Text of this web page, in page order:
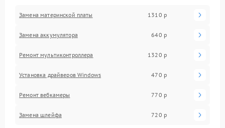
Замена материнской платы 1310 р
Замена аккумулятора 640 р
Ремонт мультиконтроллера 1320 р
Установка драйверов Windows 470 р
Ремонт вебкамеры 770 р
Замена шлейфа 720 р